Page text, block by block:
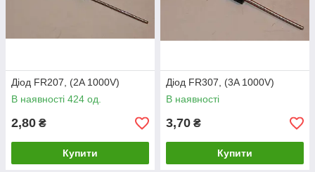
Діод FR207, (2A 1000V)
В наявності 424 од.
2,80 ₴
Купити
Діод FR307, (3A 1000V)
В наявності
3,70 ₴
Купити